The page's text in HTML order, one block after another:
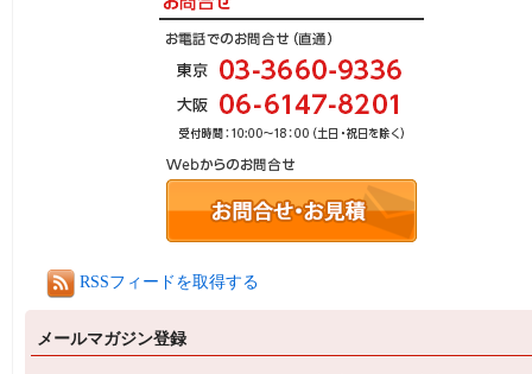
RSSフィードを取得する
メールマガジン登録